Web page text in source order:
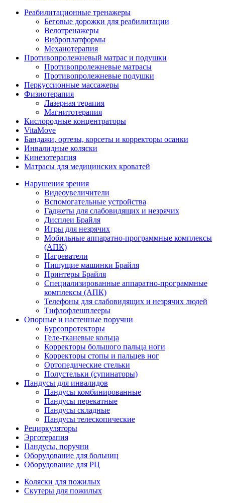
Реабилитационные тренажеры
Беговые дорожки для реабилитации
Велотренажеры
Виброплатформы
Механотерапия
Противопролежневый матрас и подушки
Противопролежневые матрасы
Противопролежневые подушки
Перкуссионные массажеры
Физиотерапия
Лазерная терапия
Магнитотерапия
Кислородные концентраторы
VitaMove
Бандажи, ортезы, корсеты и корректоры осанки
Инвалидные коляски
Кинезотерапия
Матрасы для медицинских кроватей
Нарушения зрения
Видеоувеличители
Вспомогательные устройства
Гаджеты для слабовидящих и незрячих
Дисплеи Брайля
Игры для незрячих
Мобильные аппаратно-программные комплексы
(АПК)
Нагреватели
Пишущие машинки Брайля
Принтеры Брайля
Специализированные аппаратно-программные
комплексы (АПК)
Телефоны для слабовидящих и незрячих людей
Тифлофлешплееры
Опорные и настенные поручни
Бурсопротекторы
Геле-тканевые кольца
Корректоры большого пальца ноги
Корректоры стопы и пальцев ног
Ортопедические стельки
Полустельки (супинаторы)
Пандусы для инвалидов
Пандусы комбинированные
Пандусы перекатные
Пандусы складные
Пандусы телескопические
Рециркуляторы
Эрготерапия
Пандусы, поручни
Оборудование для больниц
Оборудование для РЦ
Коляски для пожилых
Скутеры для пожилых